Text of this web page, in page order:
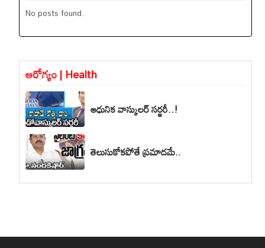
No posts found.
ఆరోగ్యం | Health
ఆధునిక వాస్కులర్ సర్జరీ..!
తెలుసుకోకపోతే ప్రమాదమే..